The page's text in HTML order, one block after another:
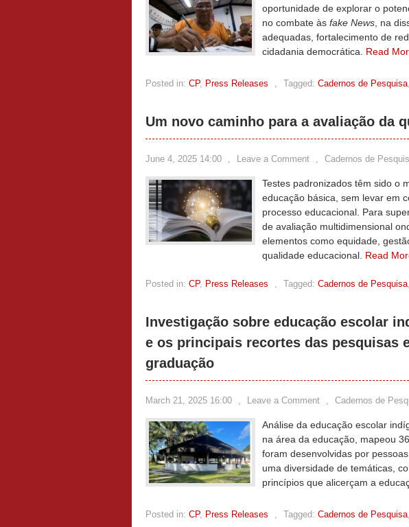
oportunidade de explorar o
no combate às fake News , na
adequadas, fortalecimento de
cidadania democrática. Read
Posted in: CP, Press Releases , Tagged: Cadernos de Pesquisa,
Um novo caminho para a avaliação da
June 4, 2025 14:00 , Leave a Comment , Cadernos de
Testes padronizados têm sido o
educação básica, sem levar em
processo educacional. Para
de avaliação multidimensional
elementos como equidade,
qualidade educacional. Read
Posted in: CP, Press Releases , Tagged: Cadernos de Pesquisa,
Investigação sobre educação escolar
e os principais recortes das pesquisas
graduação
March 21, 2025 16:00 , Leave a Comment , Cadernos de
Análise da educação escolar
na área da educação, mapeou
foram desenvolvidas por
uma diversidade de temáticas,
princípios que alicerçam a
Posted in: CP, Press Releases , Tagged: Cadernos de Pesquisa,